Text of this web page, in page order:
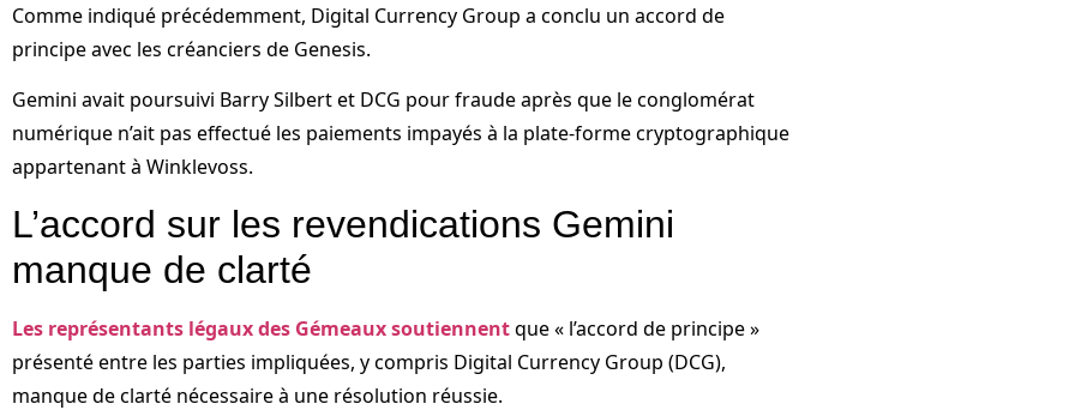
Comme indiqué précédemment, Digital Currency Group a conclu un accord de
principe avec les créanciers de Genesis.
Gemini avait poursuivi Barry Silbert et DCG pour fraude après que le conglomérat
numérique n’ait pas effectué les paiements impayés à la plate-forme cryptographique
appartenant à Winklevoss.
L’accord sur les revendications Gemini
manque de clarté
Les représentants légaux des Gémeaux soutiennentque « l’accord de principe »
présenté entre les parties impliquées, y compris Digital Currency Group (DCG),
manque de clarté nécessaire à une résolution réussie.